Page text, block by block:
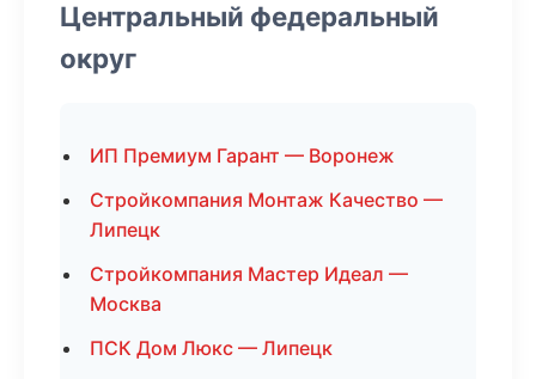
Центральный федеральный
округ
ИП Премиум Гарант — Воронеж
Стройкомпания Монтаж Качество —
Липецк
Стройкомпания Мастер Идеал —
Москва
ПСК Дом Люкс — Липецк